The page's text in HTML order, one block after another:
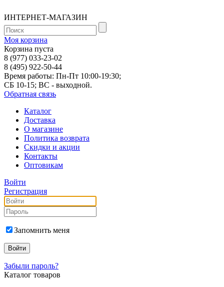
ИНТЕРНЕТ-МАГАЗИН
Моя корзина
Корзина пуста
8 (977) 033-23-02
8 (495) 922-50-44
Время работы: Пн-Пт 10:00-19:30;
СБ 10-15; ВС - выходной.
Обратная связь
Каталог
Доставка
О магазине
Политика возврата
Скидки и акции
Контакты
Оптовикам
Войти
Регистрация
Запомнить меня
Забыли пароль?
Каталог товаров